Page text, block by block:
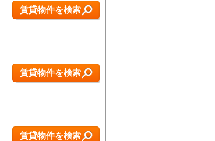
賃貸物件を検索
賃貸物件を検索
賃貸物件を検索